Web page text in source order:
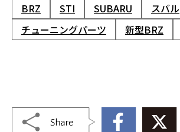
BRZ STI SUBARU
スバル
チューニングパーツ
新型BRZ